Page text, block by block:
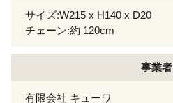
サイズ:W215 x H140 x D20
チェーン:約 120cm
事業者
有限会社 キューワ